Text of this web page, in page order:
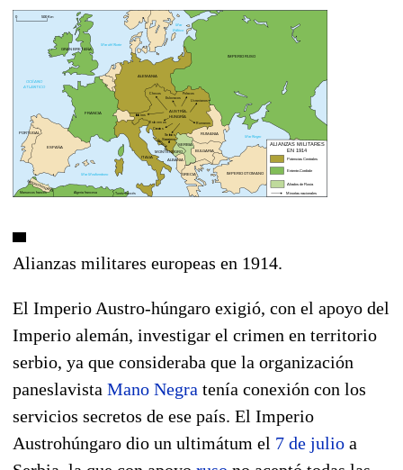
Alianzas militares europeas en 1914.
El Imperio Austro-húngaro exigió, con el apoyo del
Imperio alemán, investigar el crimen en territorio
serbio, ya que consideraba que la organización
paneslavista Mano Negra tenía conexión con los
servicios secretos de ese país. El Imperio
Austrohúngaro dio un ultimátum el 7 de julio a